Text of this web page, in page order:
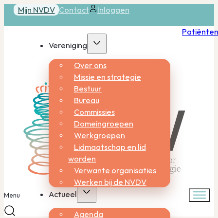
Mijn NVDV Contact Inloggen
Vereniging
Over ons
Missie en strategie
Bestuur
Bureau
Commissies
Domeingroepen
Werkgroepen
Lidmaatschap en lid
worden
Verwante organisaties
Werken bij de NVDV
Actueel
Agenda
Menu